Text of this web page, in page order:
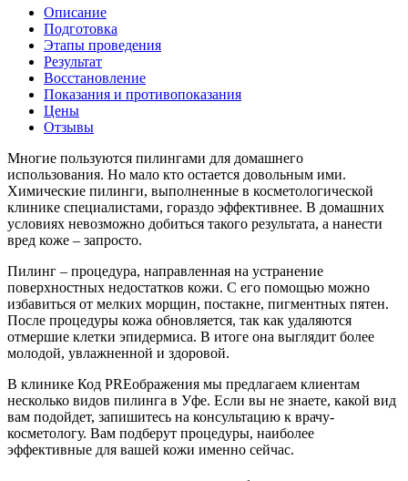
Описание
Подготовка
Этапы проведения
Результат
Восстановление
Показания и противопоказания
Цены
Отзывы
Многие пользуются пилингами для домашнего
использования. Но мало кто остается довольным ими.
Химические пилинги, выполненные в косметологической
клинике специалистами, гораздо эффективнее. В домашних
условиях невозможно добиться такого результата, а нанести
вред коже – запросто.
Пилинг – процедура, направленная на устранение
поверхностных недостатков кожи. С его помощью можно
избавиться от мелких морщин, постакне, пигментных пятен.
После процедуры кожа обновляется, так как удаляются
отмершие клетки эпидермиса. В итоге она выглядит более
молодой, увлажненной и здоровой.
В клинике Код PREображения мы предлагаем клиентам
несколько видов пилинга в Уфе. Если вы не знаете, какой вид
вам подойдет, запишитесь на консультацию к врачу-
косметологу. Вам подберут процедуры, наиболее
эффективные для вашей кожи именно сейчас.